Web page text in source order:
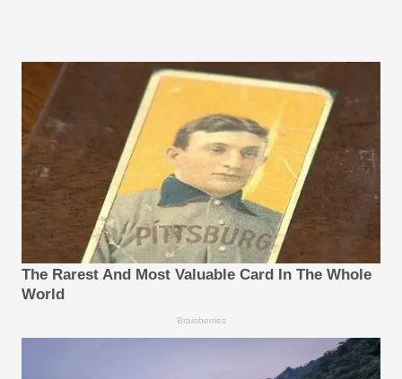
The Rarest And Most Valuable Card In The Whole
World
Brainberries